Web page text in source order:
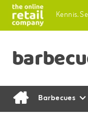
Kennis.
Barbecues